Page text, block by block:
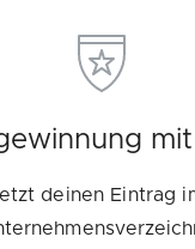
deinen Eintrag